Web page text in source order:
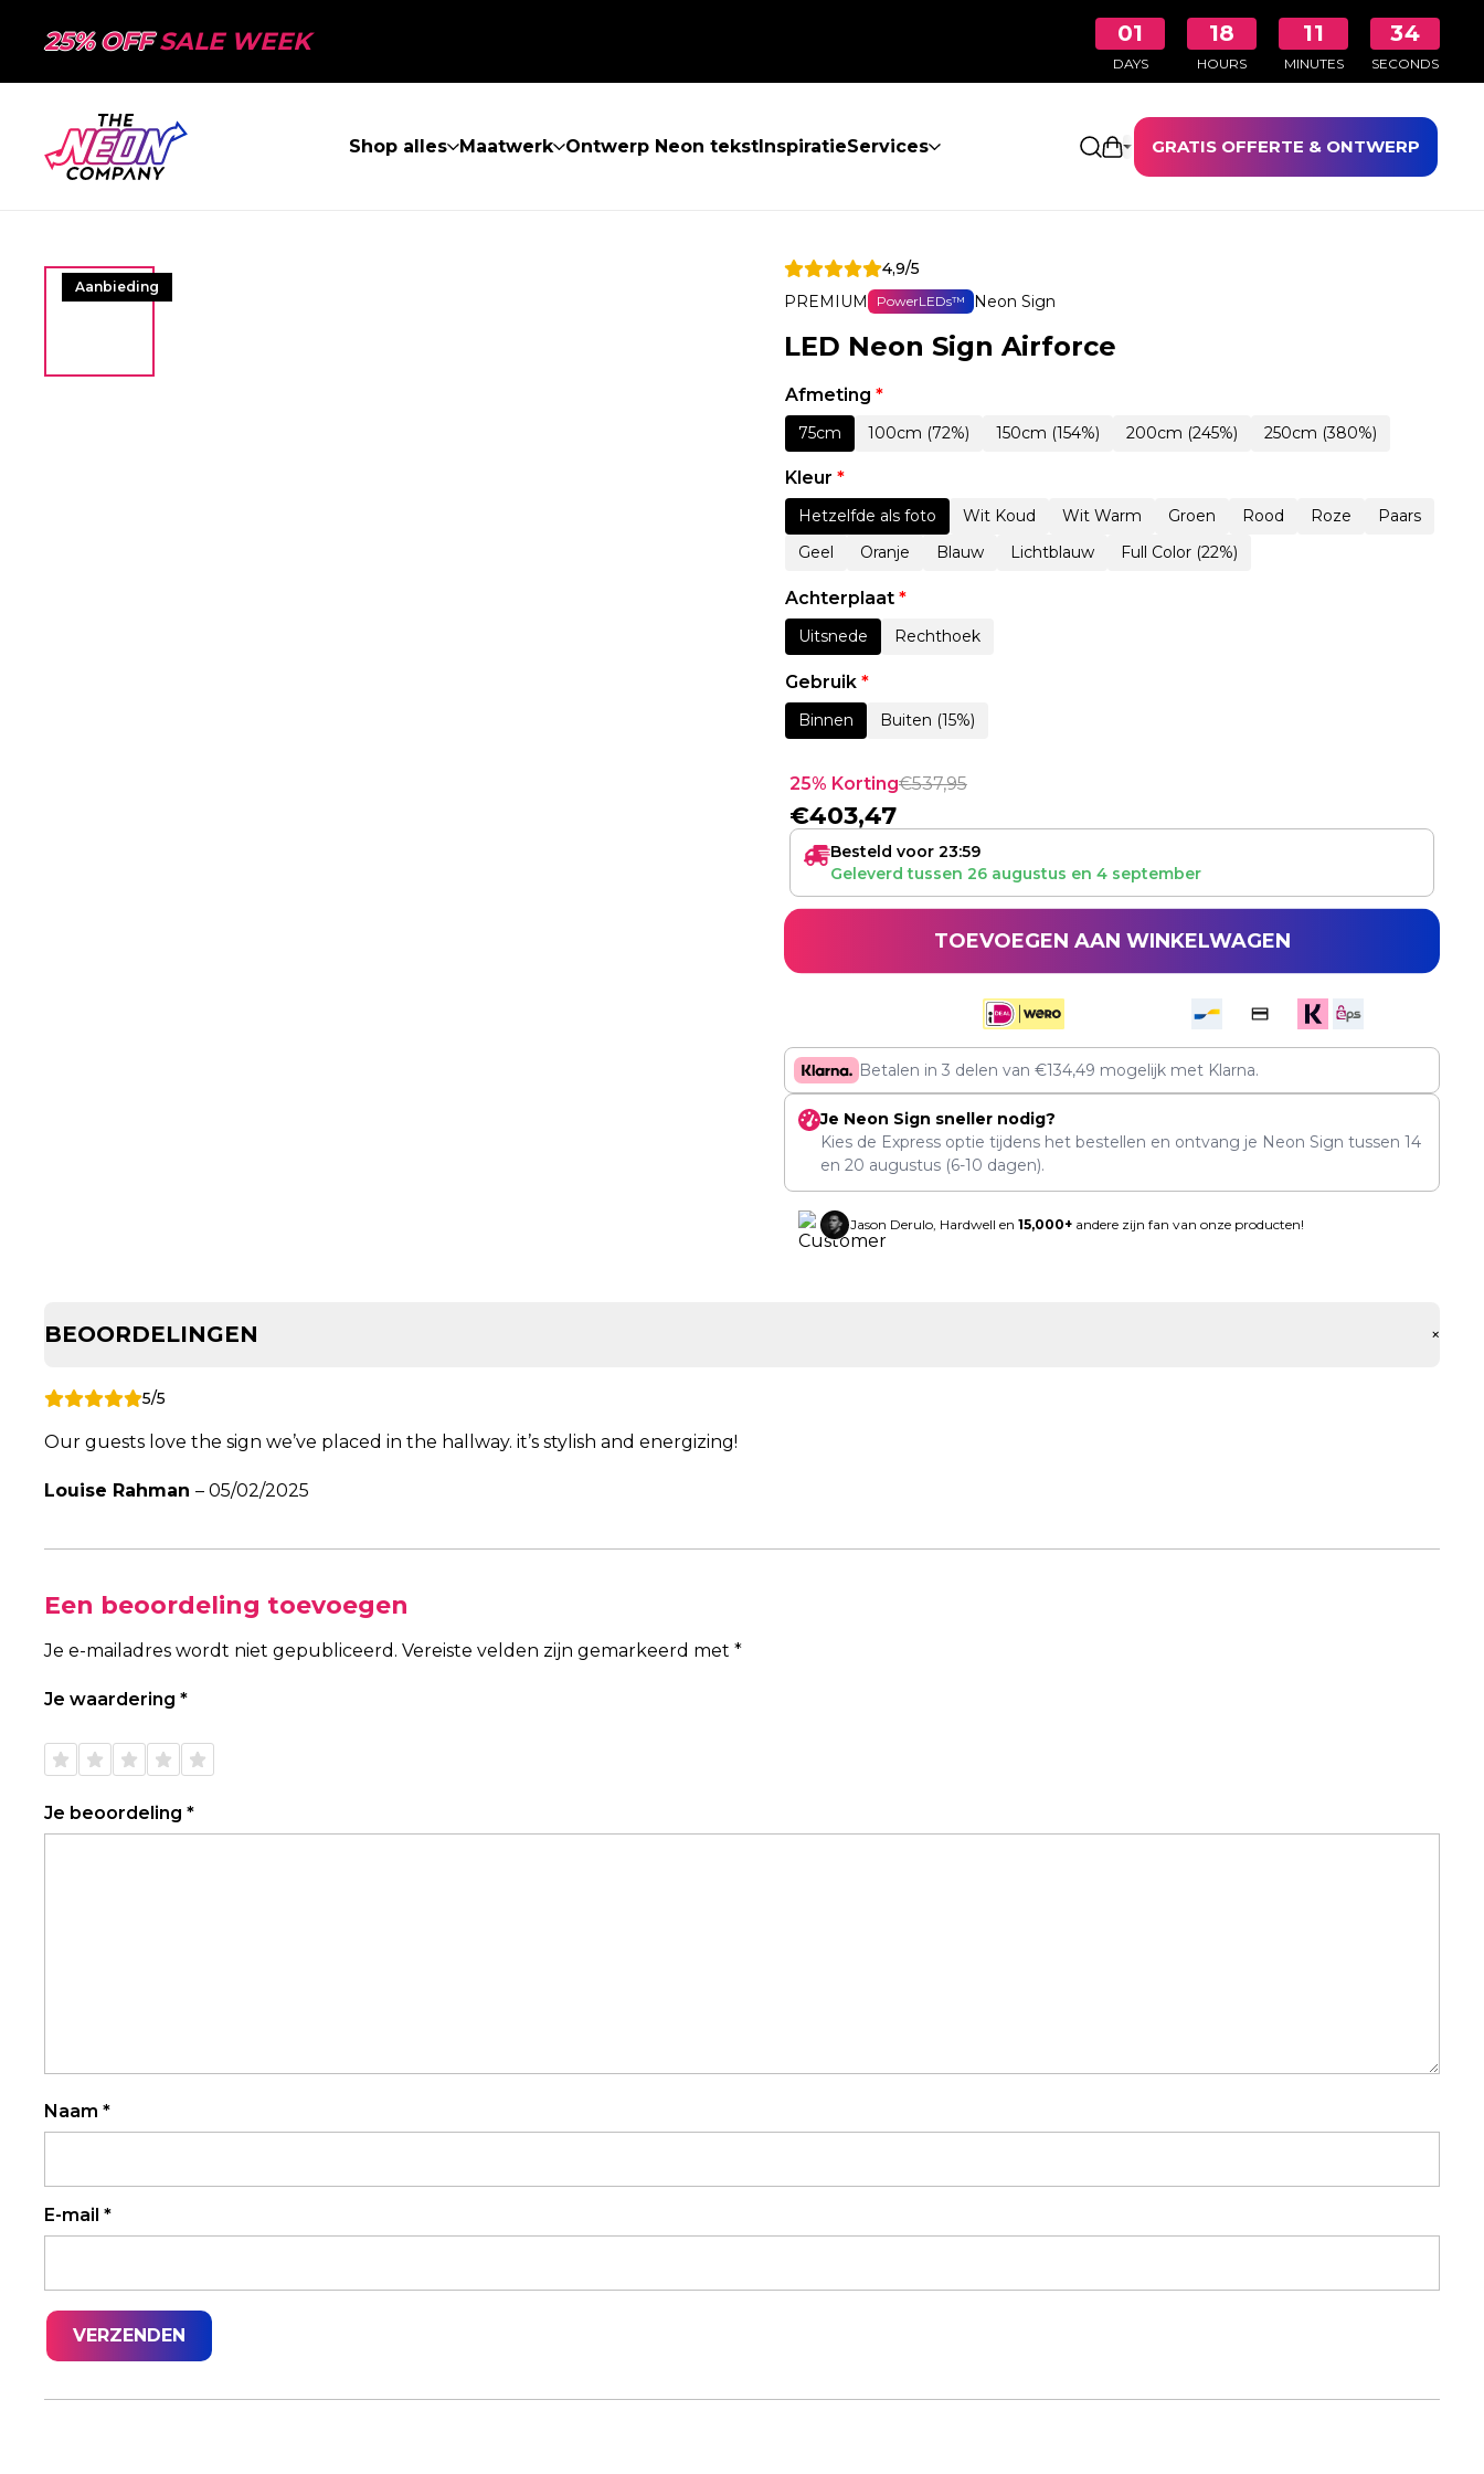
25% OFFSALE WEEK 01
DAYS
18
HOURS
11
MINUTES
34
SECONDS
Shop alles Maatwerk Ontwerp Neon tekstInspiratieServices Winkelwagen openen
GRATIS OFFERTE & ONTWERP
Aanbieding
4,9/5
PREMIUM
PowerLEDs™ Neon Sign
LED Neon Sign Airforce
Afmeting *
75cm 100cm (72%) 150cm (154%) 200cm (245%) 250cm (380%)
Kleur *
Hetzelfde als foto Wit Koud Wit Warm Groen Rood Roze
Paars
Geel
Oranje Blauw Lichtblauw Full Color (22%)
Achterplaat *
Uitsnede Rechthoek
Gebruik *
Binnen Buiten (15%)
25% Korting€537,95
€403,47
Besteld voor 23:59
Geleverd tussen 26 augustus en 4 september
TOEVOEGEN AAN WINKELWAGEN
Betalen in 3 delen van€134,49 mogelijk met Klarna.
Je Neon Sign sneller nodig?
Kies de Express optie tijdens het bestellen en ontvang je Neon Sign tussen 14
en 20 augustus(6-10 dagen).
Jason Derulo, Hardwell en 15,000+andere zijn fan van onze producten!
BEOORDELINGEN +
5/5
Our guests love the sign we’ve placed in the hallway. it’s stylish and energizing!
Louise Rahman – 05/02/2025
Een beoordeling toevoegen
Je e-mailadres wordt niet gepubliceerd. Vereiste velden zijn gemarkeerd met *
Je waardering *
de 5
de 5
de 5
de 5
de 5
Je beoordeling *
Naam *
E-mail *